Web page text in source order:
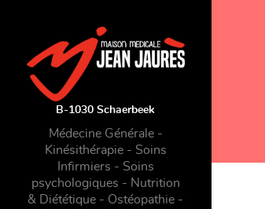
B-1030 Schaerbeek
Médecine Générale -
Kinésithérapie - Soins
Infirmiers - Soins
psychologiques - Nutrition
& Diététique - Ostéopathie -